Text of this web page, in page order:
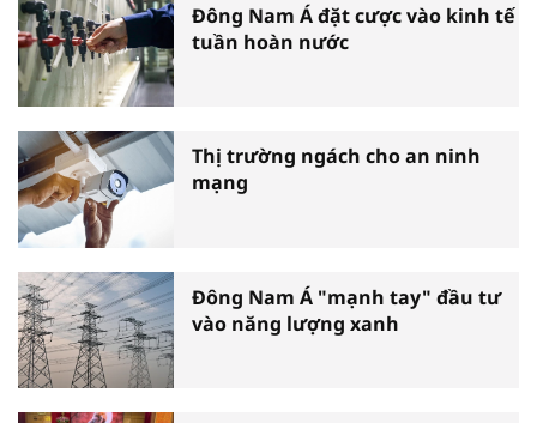
Đông Nam Á đặt cược vào kinh tế
tuần hoàn nước
Thị trường ngách cho an ninh
mạng
Đông Nam Á "mạnh tay" đầu tư
vào năng lượng xanh